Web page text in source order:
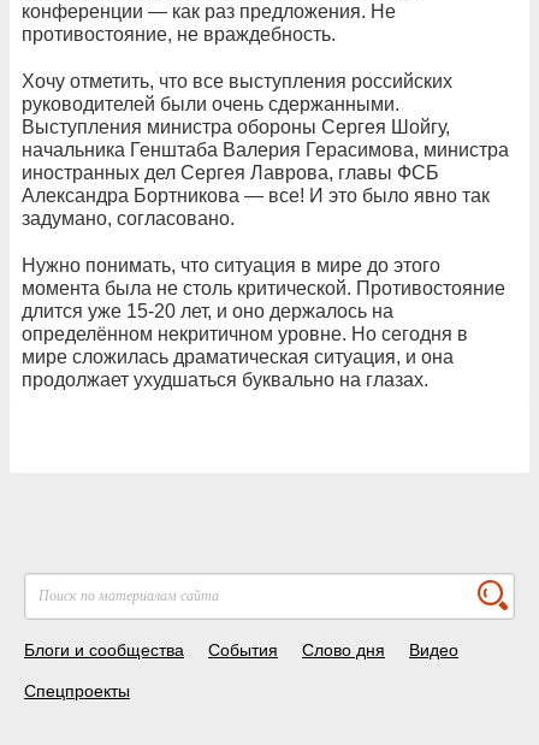
конференции — как раз предложения. Не
противостояние, не враждебность.
Хочу отметить, что все выступления российских
руководителей были очень сдержанными.
Выступления министра обороны Сергея Шойгу,
начальника Генштаба Валерия Герасимова, министра
иностранных дел Сергея Лаврова, главы ФСБ
Александра Бортникова — все! И это было явно так
задумано, согласовано.
Нужно понимать, что ситуация в мире до этого
момента была не столь критической. Противостояние
длится уже 15-20 лет, и оно держалось на
определённом некритичном уровне. Но сегодня в
мире сложилась драматическая ситуация, и она
продолжает ухудшаться буквально на глазах.
Блоги и сообщества События Слово дня Видео
Спецпроекты